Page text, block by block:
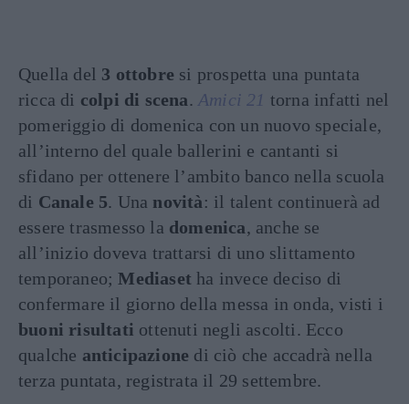
Quella del 3 ottobre si prospetta una puntata
ricca di colpi di scena. Amici 21 torna infatti nel
pomeriggio di domenica con un nuovo speciale,
all’interno del quale ballerini e cantanti si
sfidano per ottenere l’ambito banco nella scuola
di Canale 5. Una novità: il talent continuerà ad
essere trasmesso la domenica, anche se
all’inizio doveva trattarsi di uno slittamento
temporaneo;Mediaset ha invece deciso di
confermare il giorno della messa in onda, visti i
buoni risultati ottenuti negli ascolti. Ecco
qualche anticipazione di ciò che accadrà nella
terza puntata, registrata il 29 settembre.